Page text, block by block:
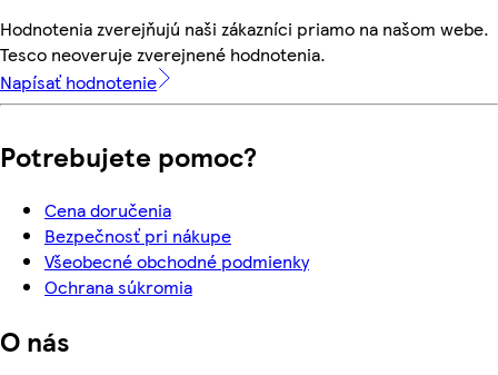
Hodnotenia zverejňujú naši zákazníci priamo na našom webe.
Tesco neoveruje zverejnené hodnotenia.
Napísať hodnotenie
Potrebujete pomoc?
Cena doručenia
Bezpečnosť pri nákupe
Všeobecné obchodné podmienky
Ochrana súkromia
O nás